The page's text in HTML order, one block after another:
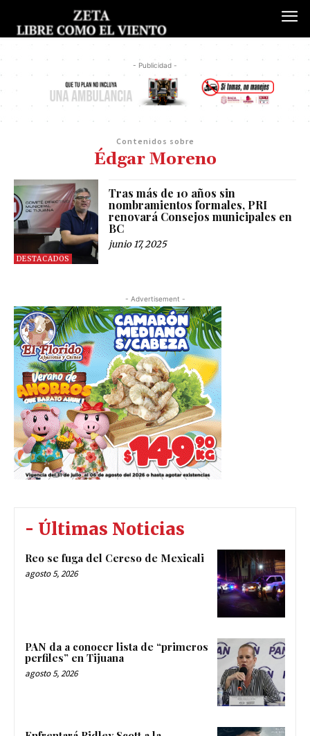
- Publicidad -
Contenidos sobre
Édgar Moreno
DESTACADOS
Tras más de 10 años sin
nombramientos formales, PRI
renovará Consejos municipales en
BC
junio 17, 2025
- Advertisement -
- Últimas Noticias
Reo se fuga del Cereso de Mexicali
agosto 5, 2026
PAN da a conocer lista de “primeros
perfiles” en Tijuana
agosto 5, 2026